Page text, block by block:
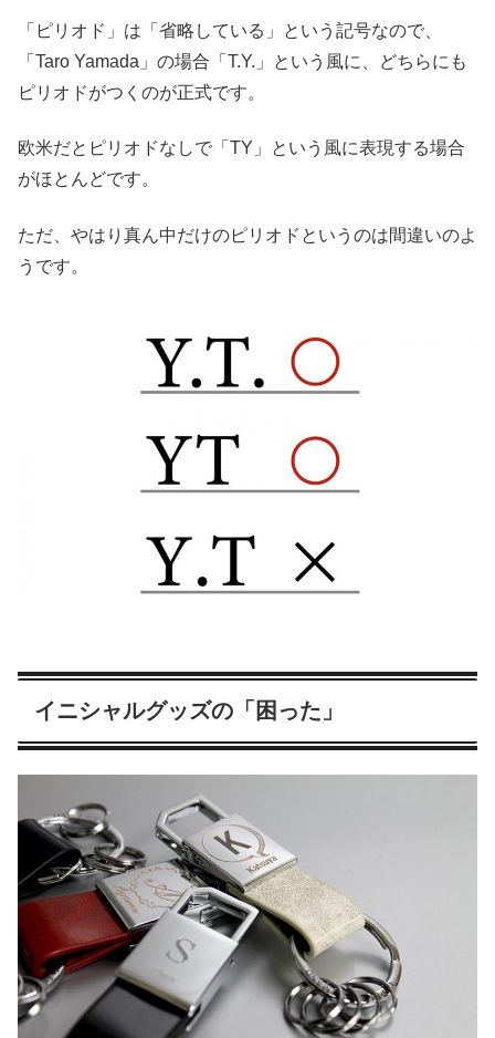
「ピリオド」は「省略している」という記号なので、
「Taro Yamada」の場合「T.Y.」という風に、どちらにも
ピリオドがつくのが正式です。
欧米だとピリオドなしで「TY」という風に表現する場合
がほとんどです。
ただ、やはり真ん中だけのピリオドというのは間違いのよ
うです。
イニシャルグッズの「困った」